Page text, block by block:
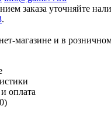
заказа уточняйте
.
магазине и в
оплата